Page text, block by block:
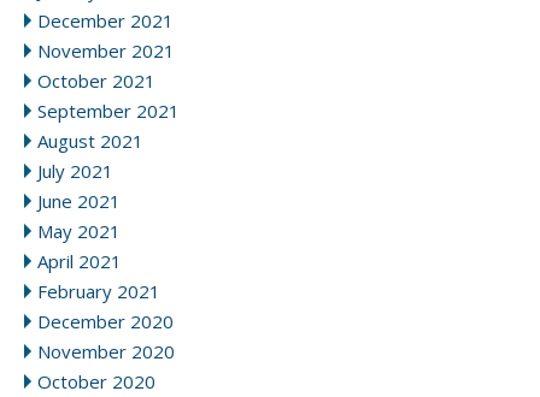
December 2021
November 2021
October 2021
September 2021
August 2021
July 2021
June 2021
May 2021
April 2021
February 2021
December 2020
November 2020
October 2020